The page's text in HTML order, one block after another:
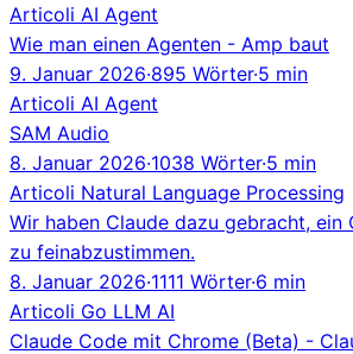
Articoli AI Agent
Wie man einen Agenten - Amp baut
9. Januar 2026·895 Wörter·5 min
Articoli AI Agent
SAM Audio
8. Januar 2026·1038 Wörter·5 min
Articoli Natural Language Processing
Wir haben Claude dazu gebracht, ein
zu feinabzustimmen.
8. Januar 2026·1111 Wörter·6 min
Articoli Go LLM AI
Claude Code mit Chrome (Beta) -